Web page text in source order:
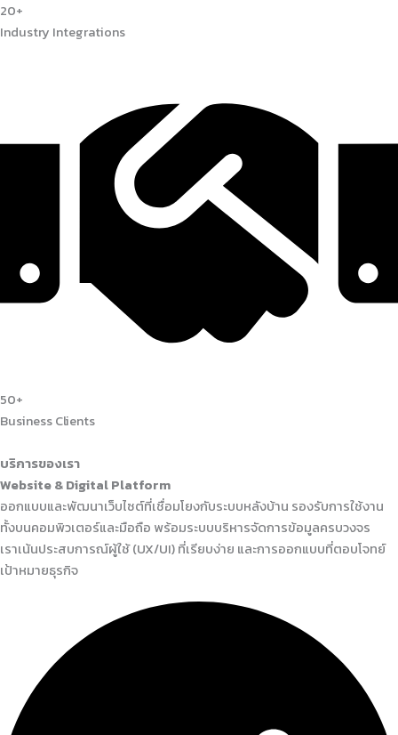
20+
Industry Integrations
50+
Business Clients
บริการของเรา
Website & Digital Platform
ออกแบบและพัฒนาเว็บไซต์ที่เชื่อมโยงกับระบบหลังบ้าน รองรับการใช้งาน
ทั้งบนคอมพิวเตอร์และมือถือ พร้อมระบบบริหารจัดการข้อมูลครบวงจร
เราเน้นประสบการณ์ผู้ใช้ (UX/UI) ที่เรียบง่าย และการออกแบบที่ตอบโจทย์
เป้าหมายธุรกิจ